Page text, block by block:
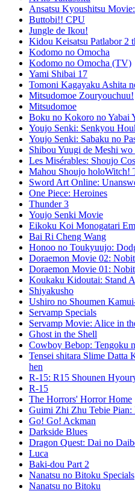
Ansatsu Kyoushitsu
Buttobi!! CPU
Jungle de Ikou!
Kidou Keisatsu Patlabor 2
Kodomo no Omocha
Kodomo no Omocha (TV)
Yami Shibai 17
Tomoni Kagayaku Ashita
Mitsudomoe Zouryouchuu!
Mitsudomoe
Boku no Kokoro no Yabai
Youjo Senki: Senkyou
Youjo Senki: Sabaku no
Shibou Yuugi de Meshi
Les Misérables: Shoujo
Mahou Shoujo holoWitch!
Sword Art Online:
One Piece: Heroines
Thunder 3
Youjo Senki Movie
Eikoku Koi Monogatari
Bai Ri Cheng Wang
Honoo no Toukyuujo:
Doraemon Movie 02:
Doraemon Movie 01:
Koukaku Kidoutai: Stand
Shiyakusho
Ushiro no Shoumen
Servamp Specials
Servamp Movie: Alice in
Ghost in the Shell
Cowboy Bebop: Tengoku
Tensei shitara Slime Datta
hen
R-15: R15 Shounen
R-15
The Horrors' Horror Home
Guimi Zhi Zhu Tebie Pian:
Go! Go! Ackman
Darkside Blues
Dragon Quest: Dai no
Luca
Baki-dou Part 2
Nanatsu no Bitoku Specials
Nanatsu no Bitoku